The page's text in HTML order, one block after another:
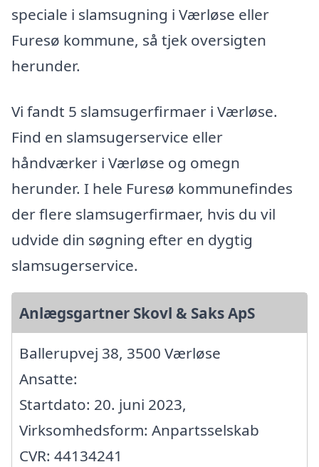
speciale i slamsugning i Værløse eller
Furesø kommune, så tjek oversigten
herunder.
Vi fandt 5 slamsugerfirmaer i Værløse.
Find en slamsugerservice eller
håndværker i Værløse og omegn
herunder. I hele Furesø kommunefindes
der flere slamsugerfirmaer, hvis du vil
udvide din søgning efter en dygtig
slamsugerservice.
Anlægsgartner Skovl & Saks ApS
Ballerupvej 38, 3500 Værløse
Ansatte:
Startdato: 20. juni 2023,
Virksomhedsform: Anpartsselskab
CVR: 44134241